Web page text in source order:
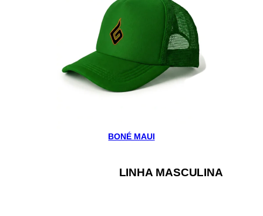
BONÉ MAUI
LINHA MASCULINA